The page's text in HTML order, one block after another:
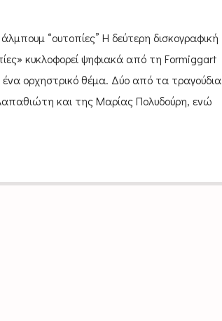
“ουτοπίες” Η δεύτερη δισκογραφική
κυκλοφορεί ψηφιακά από τη Formiggart
ορχηστρικό θέμα. Δύο από τα τραγούδια
και της Μαρίας Πολυδούρη, ενώ